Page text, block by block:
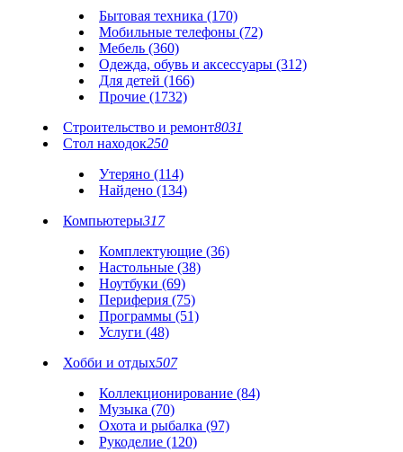
Бытовая техника (170)
Мобильные телефоны (72)
Мебель (360)
Одежда, обувь и аксессуары (312)
Для детей (166)
Прочие (1732)
Строительство и ремонт8031
Стол находок250
Утеряно (114)
Найдено (134)
Компьютеры317
Комплектующие (36)
Настольные (38)
Ноутбуки (69)
Периферия (75)
Программы (51)
Услуги (48)
Хобби и отдых507
Коллекционирование (84)
Музыка (70)
Охота и рыбалка (97)
Рукоделие (120)